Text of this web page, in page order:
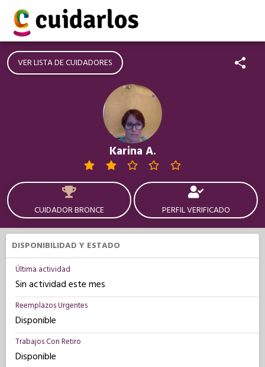
VER LISTA DE CUIDADORES
Karina A.
CUIDADOR BRONCE PERFIL VERIFICADO
DISPONIBILIDAD Y ESTADO
Última actividad
Sin actividad este mes
Reemplazos Urgentes
Disponible
Trabajos Con Retiro
Disponible